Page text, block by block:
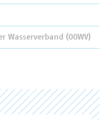
Wasserverband (OOWV)